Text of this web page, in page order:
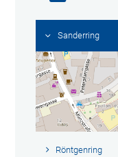
Sanderring
Röntgenring